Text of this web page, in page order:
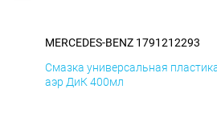
MERCEDES-BENZ 1791212293
Смазка универсальная
аэр ДиК 400мл